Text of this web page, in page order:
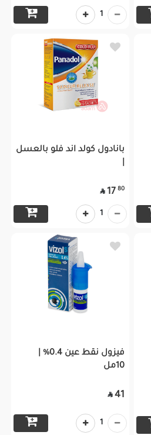
1
بانادول كولد اند فلو بالعسل
80
17

1
فيزول نقط عين 0.4% |
10مل
41

1